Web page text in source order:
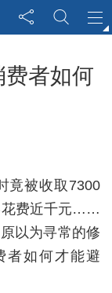
费者如何
竟被收取7300
花费近千元……
以为寻常的修
者如何才能避